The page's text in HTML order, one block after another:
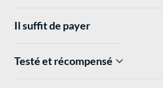
Il suffit de payer
Testé et récompensé